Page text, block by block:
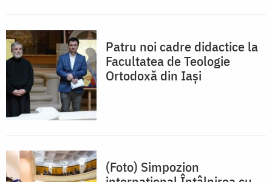
Patru noi cadre didactice la
Facultatea de Teologie
Ortodoxă din Iași
(Foto) Simpozion